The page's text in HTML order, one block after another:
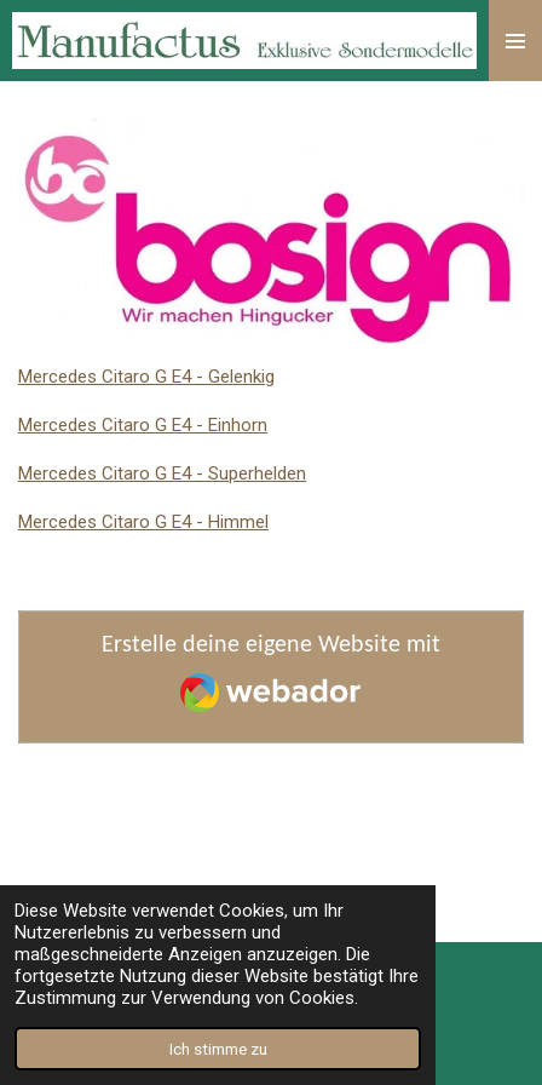
Diese Website verwendet Cookies, um Ihr
Nutzererlebnis zu verbessern und
maßgeschneiderte Anzeigen anzuzeigen. Die
fortgesetzte Nutzung dieser Website bestätigt Ihre
Zustimmung zur Verwendung von Cookies.
Ich stimme zu
Zum
Hauptinhalt
springen
Mercedes Citaro G E4 - Gelenkig
Mercedes Citaro G E4 - Einhorn
Mercedes Citaro G E4 - Superhelden
Mercedes Citaro G E4 - Himmel
Erstelle deine eigene Website mit
Webador
TOP